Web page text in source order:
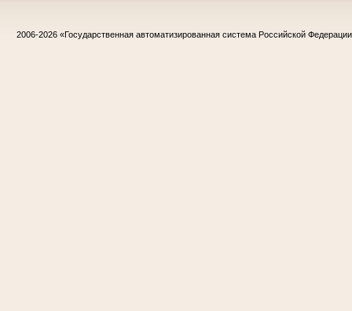
2006-2026 «Государственная автоматизированная система Российской